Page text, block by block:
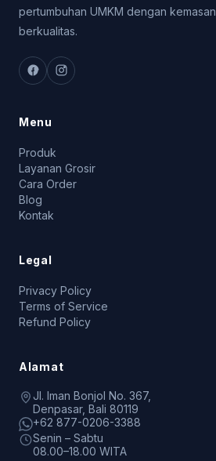
pertumbuhan UMKM dengan kemasan
berkualitas.
Menu
Produk
Layanan Grosir
Cara Order
Blog
Kontak
Legal
Privacy Policy
Terms of Service
Refund Policy
Alamat
Jl. Iman Bonjol No. 367,
Denpasar, Bali 80119
+62 877-0206-3388
Senin – Sabtu
08.00–18.00 WITA